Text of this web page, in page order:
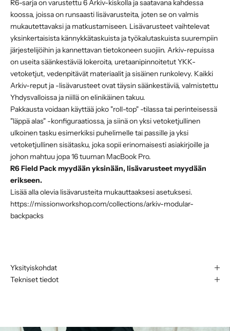
R6-sarja on varustettu 6 Arkiv-kiskolla ja saatavana kahdessa
koossa, joissa on runsaasti lisävarusteita, joten se on valmis
mukautettavaksi ja matkustamiseen. Lisävarusteet vaihtelevat
yksinkertaisista kännykkätaskuista ja työkalutaskuista suurempiin
järjestelijöihin ja kannettavan tietokoneen suojiin. Arkiv-repuissa
on useita säänkestäviä lokeroita, uretaanipinnoitetut YKK-
vetoketjut, vedenpitävät materiaalit ja sisäinen runkolevy. Kaikki
Arkiv-reput ja -lisävarusteet ovat täysin säänkestäviä, valmistettu
Yhdysvalloissa ja niillä on elinikäinen takuu.
Pakkausta voidaan käyttää joko "roll-top" -tilassa tai perinteisessä
"läppä alas" -konfiguraatiossa, ja siinä on yksi vetoketjullinen
ulkoinen tasku esimerkiksi puhelimelle tai passille ja yksi
vetoketjullinen sisätasku, joka sopii erinomaisesti asiakirjoille ja
johon mahtuu jopa 16 tuuman MacBook Pro.
R6 Field Pack myydään yksinään, lisävarusteet myydään
erikseen.
Lisää alla olevia lisävarusteita mukauttaaksesi asetuksesi.
https://missionworkshop.com/collections/arkiv-modular-
backpacks
Yksityiskohdat
Tekniset tiedot